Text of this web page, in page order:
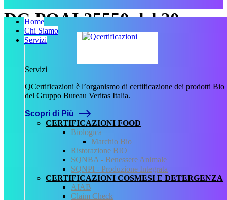
Home
Chi Siamo
Servizi
Servizi
QCertificazioni è l’organismo di certificazione dei prodotti Bio
del Gruppo Bureau Veritas Italia.
Scopri di Più
CERTIFICAZIONI FOOD
Biologica
Marchio Bio
Ristorazione BIO
SQNBA - Benessere Animale
SQNPI - Produzione Integrata
CERTIFICAZIONI COSMESI E DETERGENZA
AIAB
Claim Check
DG PQAI 35550 del 20
maggio 2019
20 Maggio 2019
35550
Tipologia:
Decreto
Tipo normativa:
Normativa Nazionale
Fonte normativa
Utilizzo portasciami in polistirolo
35550_Unaapi_portasciamipolistirolo.pdf